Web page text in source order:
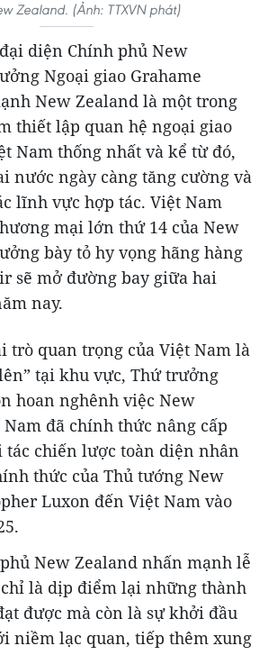
Zealand. (Ảnh: TTXVN phát)
diện Chính phủ New
Ngoại giao Grahame
New Zealand là một trong
thiết lập quan hệ ngoại giao
Nam thống nhất và kể từ đó,
nước ngày càng tăng cường và
lĩnh vực hợp tác. Việt Nam
mại lớn thứ 14 của New
bày tỏ hy vọng hãng hàng
sẽ mở đường bay giữa hai
nay.
trò quan trọng của Việt Nam là
tại khu vực, Thứ trưởng
hoan nghênh việc New
đã chính thức nâng cấp
tác chiến lược toàn diện nhân
thức của Thủ tướng New
Luxon đến Việt Nam vào
New Zealand nhấn mạnh lễ
là dịp điểm lại những thành
được mà còn là sự khởi đầu
niềm lạc quan, tiếp thêm xung